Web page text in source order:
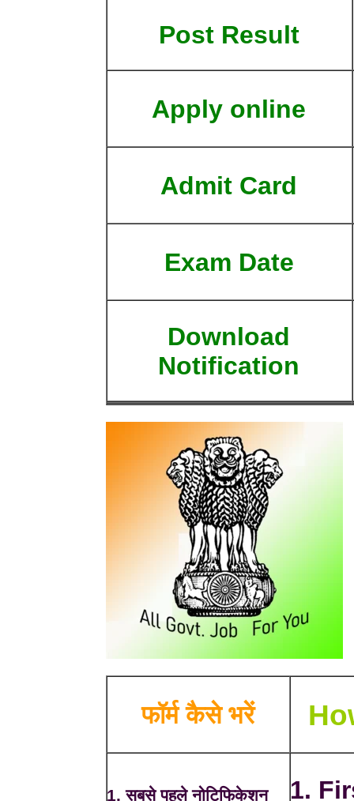
Post Result
Apply online
Admit Card
Exam Date
Download
Notification
फॉर्म कैसे भरें
1. सबसे पहले नोटिफिकेशन
1.